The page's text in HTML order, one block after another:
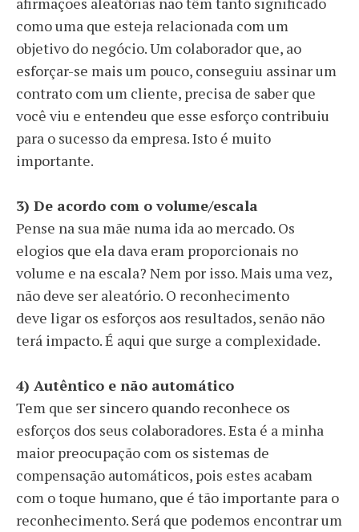
como uma que esteja relacionada com um
objetivo do negócio. Um colaborador que, ao
esforçar-se mais um pouco, conseguiu assinar um
contrato com um cliente, precisa de saber que
você viu e entendeu que esse esforço contribuiu
para o sucesso da empresa. Isto é muito
importante.
3) De acordo com o volume/escala
Pense na sua mãe numa ida ao mercado. Os
elogios que ela dava eram proporcionais no
volume e na escala? Nem por isso. Mais uma vez,
não deve ser aleatório. O reconhecimento
deve ligar os esforços aos resultados, senão não
terá impacto. É aqui que surge a complexidade.
4) Autêntico e não automático
Tem que ser sincero quando reconhece os
esforços dos seus colaboradores. Esta é a minha
maior preocupação com os sistemas de
compensação automáticos, pois estes acabam
com o toque humano, que é tão importante para o
reconhecimento. Será que podemos encontrar um